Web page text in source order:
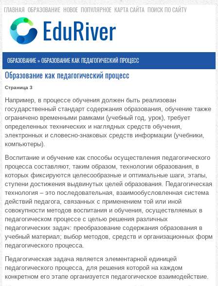
ГЛАВНАЯ ОБРАЗОВАНИЕ НОВОЕ ПОПУЛЯРНОЕ КАРТА САЙТА ПОИСК ПО САЙТУ
ОБРАЗОВАНИЕ» ОБРАЗОВАНИЕ КАК ПЕДАГОГИЧЕСКИЙ ПРОЦЕСС
Образование как педагогический процесс
Страница 3
Например, в процессе обучения должен быть реализован
государственный стандарт содержания образования, обучение также
ограничено временными рамками (учебный год, урок), требует
определенных технических и наглядных средств обучения,
электронных и словесно-знаковых средств информации (учебники,
компьютеры).
Воспитание и обучение как способы осуществления педагогического
процесса составляют, таким образом, технологии образования, в
которых фиксируются целесообразные и оптимальные шаги, этапы,
ступени достижения выдвинутых целей образования. Педагогическая
технология – это последовательная, взаимообусловленная система
действий педагога, связанных с применением той или иной
совокупности методов воспитания и обучения, осуществляемых в
педагогическом процессе с целью решения различных
педагогических задач: преобразование содержания образования в
учебный материал; выбор методов, средств и организационных форм
педагогического процесса.
Педагогическая задача является элементарной единицей
педагогического процесса, для решения которой на каждом
конкретном его этапе организуется педагогическое взаимодействие.